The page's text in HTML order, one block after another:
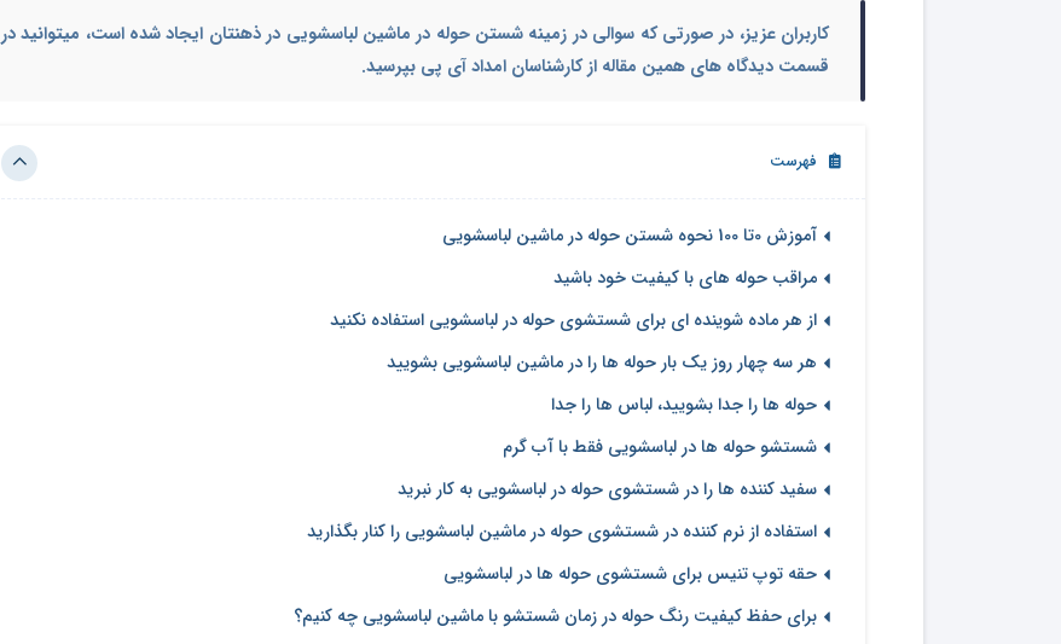
کاربران عزیز، در صورتی که سوالی در زمینه شستن حوله در ماشین لباسشویی در ذهنتان ایجاد شده است، میتوانید در
قسمت دیدگاه های همین مقاله از کارشناسان امداد آی پی بپرسید.
فهرست
آموزش 0تا 100 نحوه شستن حوله در ماشین لباسشویی
مراقب حوله های با کیفیت خود باشید
از هر ماده شوینده ای برای شستشوی حوله در لباسشویی استفاده نکنید
هر سه چهار روز یک بار حوله ها را در ماشین لباسشویی بشویید
حوله ها را جدا بشویید، لباس ها را جدا
شستشو حوله ها در لباسشویی فقط با آب گرم
سفید کننده ها را در شستشوی حوله در لباسشویی به کار نبرید
استفاده از نرم کننده در شستشوی حوله در ماشین لباسشویی را کنار بگذارید
حقه توپ تنیس برای شستشوی حوله ها در لباسشویی
برای حفظ کیفیت رنگ حوله در زمان شستشو با ماشین لباسشویی چه کنیم؟